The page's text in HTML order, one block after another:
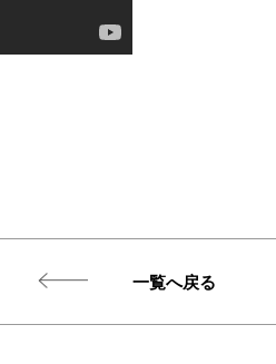
一覧へ戻る